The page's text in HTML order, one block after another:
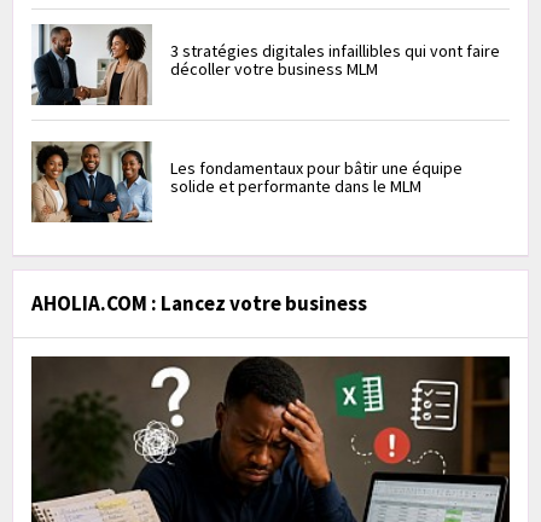
3 stratégies digitales infaillibles qui vont faire
décoller votre business MLM
Les fondamentaux pour bâtir une équipe
solide et performante dans le MLM
AHOLIA.COM : Lancez votre business